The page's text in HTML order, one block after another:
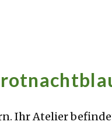
Ihr Atelier